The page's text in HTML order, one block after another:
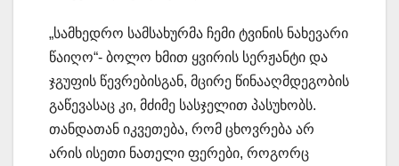
„სამხედრო სამსახურმა ჩემი ტვინის ნახევარი
წაიღო“- ბოლო ხმით ყვირის სერჟანტი და
ჯგუფის წევრებისგან, მცირე წინააღმდეგობის
გაწევასაც კი, მძიმე სასჯელით პასუხობს.
თანდათან იკვეთება, რომ ცხოვრება არ
არის ისეთი ნათელი ფერები, როგორც